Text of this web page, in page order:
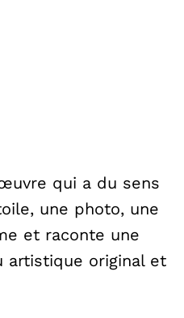
qui a du sens
une photo, une
et raconte une
artistique original et